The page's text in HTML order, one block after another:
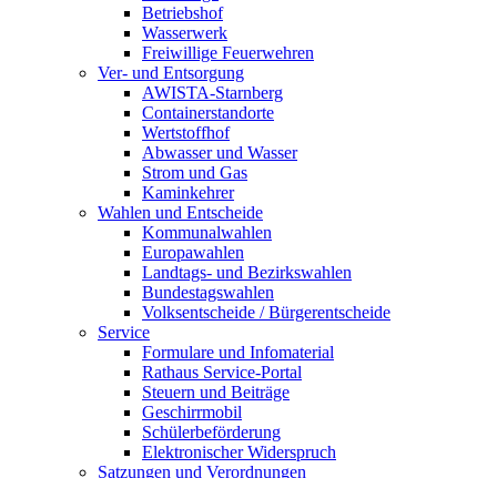
Betriebshof
Wasserwerk
Freiwillige Feuerwehren
Ver- und Entsorgung
AWISTA-Starnberg
Containerstandorte
Wertstoffhof
Abwasser und Wasser
Strom und Gas
Kaminkehrer
Wahlen und Entscheide
Kommunalwahlen
Europawahlen
Landtags- und Bezirkswahlen
Bundestagswahlen
Volksentscheide / Bürgerentscheide
Service
Formulare und Infomaterial
Rathaus Service-Portal
Steuern und Beiträge
Geschirrmobil
Schülerbeförderung
Elektronischer Widerspruch
Satzungen und Verordnungen